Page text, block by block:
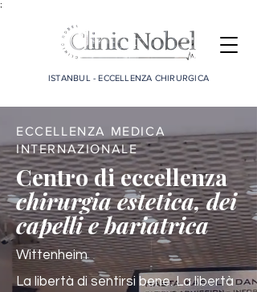
;
ISTANBUL - ECCELLENZA CHIRURGICA
ECCELLENZA MEDICA
INTERNAZIONALE
Centro di eccellenza
chirurgia estetica, dei
capelli e bariatrica
Wittenheim
La libertà di sentirsi bene. La libertà